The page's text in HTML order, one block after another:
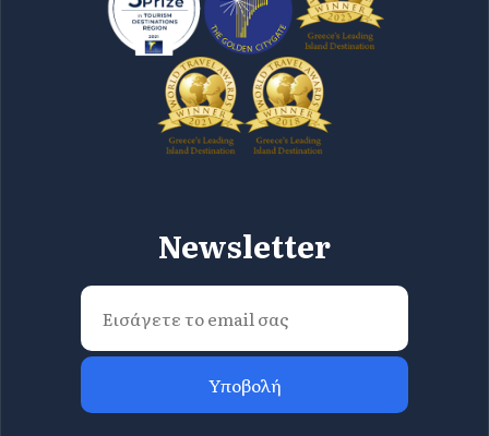
Newsletter
Υποβολή